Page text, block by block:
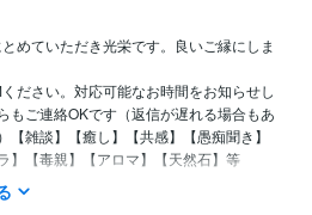
めていただき光栄です。良いご縁にしま
ださい。対応可能なお時間をお知らせし
もご連絡OKです（返信が遅れる場合もあ
【雑談】【癒し】【共感】【愚痴聞き】
】【毒親】【アロマ】【天然石】等
！敬語・タメ口、秘書口調のビジネスモ